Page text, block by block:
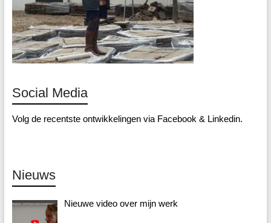
Social Media
Volg de recentste ontwikkelingen via Facebook & Linkedin.
Nieuws
Nieuwe video over mijn werk